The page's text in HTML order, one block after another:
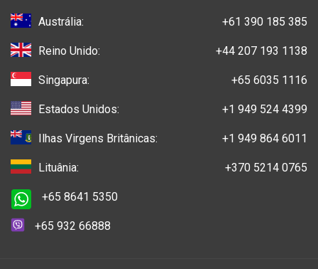
Austrália: +61 390 185 385
Reino Unido: +44 207 193 1138
Singapura: +65 6035 1116
Estados Unidos: +1 949 524 4399
Ilhas Virgens Britânicas: +1 949 864 6011
Lituânia: +370 5214 0765
+65 8641 5350
+65 932 66888